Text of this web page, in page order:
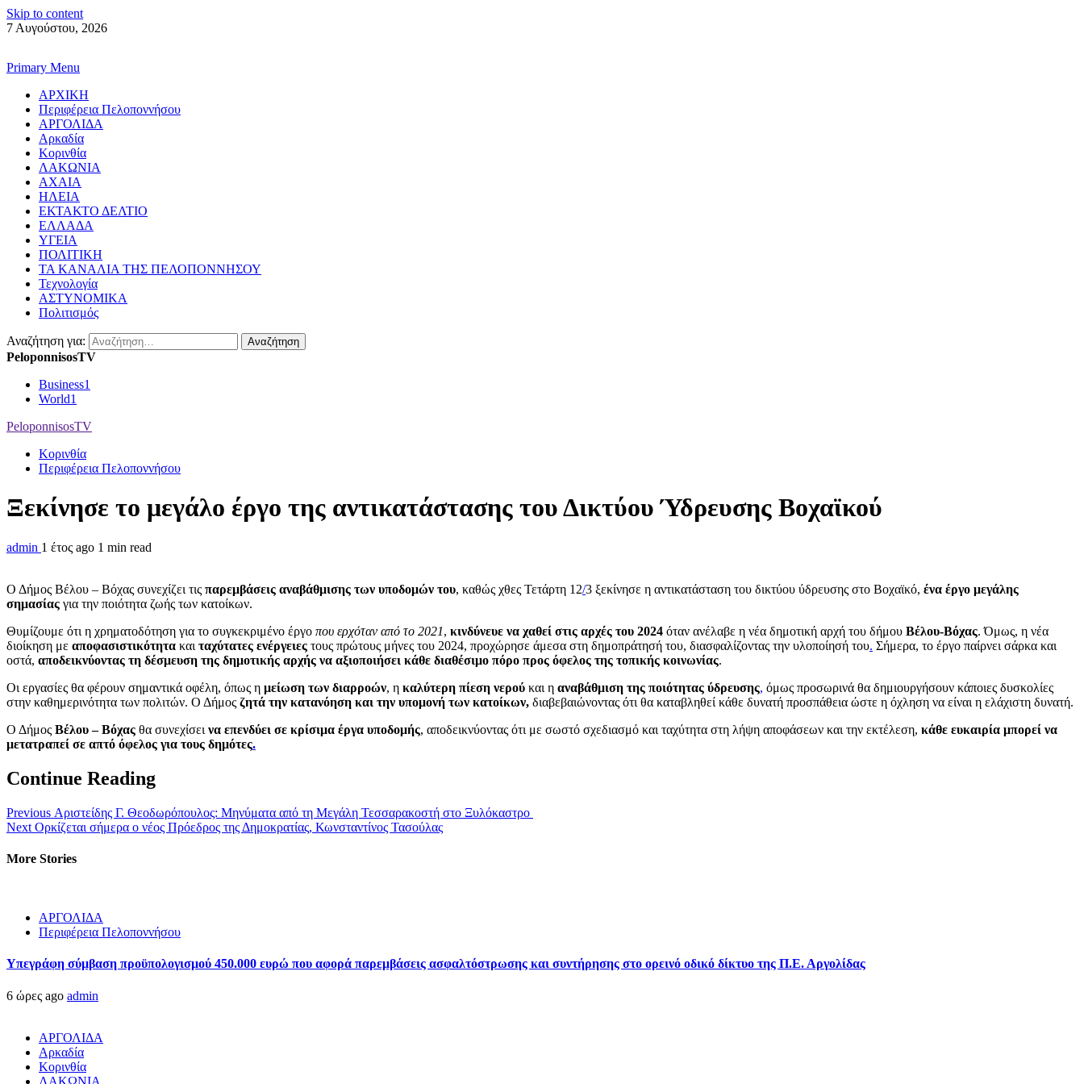
Skip to content
7 Αυγούστου, 2026
Primary Menu
ΑΡΧΙΚΗ
Περιφέρεια Πελοποννήσου
ΑΡΓΟΛΙΔΑ
Αρκαδία
Κορινθία
ΛΑΚΩΝΙΑ
ΑΧΑΙΑ
ΗΛΕΙΑ
ΕΚΤΑΚΤΟ ΔΕΛΤΙΟ
ΕΛΛΑΔΑ
ΥΓΕΙΑ
ΠΟΛΙΤΙΚΗ
ΤΑ ΚΑΝΑΛΙΑ ΤΗΣ ΠΕΛΟΠΟΝΝΗΣΟΥ
Τεχνολογία
ΑΣΤΥΝΟΜΙΚΑ
Πολιτισμός
Αναζήτηση για:
PeloponnisosTV
Business1
World1
PeloponnisosTV
Κορινθία
Περιφέρεια Πελοποννήσου
Ξεκίνησε το μεγάλο έργο της αντικατάστασης του Δικτύου Ύδρευσης Βοχαϊκού
admin 1 έτος ago 1 min read
Ο Δήμος Βέλου – Βόχας συνεχίζει τις παρεμβάσεις αναβάθμισης των υποδομών του, καθώς χθες Τετάρτη 12/3 ξεκίνησε η αντικατάσταση του δικτύου ύδρευσης στο Βοχαϊκό, ένα έργο μεγάλης
σημασίας για την ποιότητα ζωής των κατοίκων.
Θυμίζουμε ότι η χρηματοδότηση για το συγκεκριμένο έργο που ερχόταν από το 2021, κινδύνευε να χαθεί στις αρχές του 2024 όταν ανέλαβε η νέα δημοτική αρχή του δήμου Βέλου-Βόχας. Όμως, η νέα
διοίκηση με αποφασιστικότητα και ταχύτατες ενέργειες τους πρώτους μήνες του 2024, προχώρησε άμεσα στη δημοπράτησή του, διασφαλίζοντας την υλοποίησή του. Σήμερα, το έργο παίρνει σάρκα και
οστά, αποδεικνύοντας τη δέσμευση της δημοτικής αρχής να αξιοποιήσει κάθε διαθέσιμο πόρο προς όφελος της τοπικής κοινωνίας.
Οι εργασίες θα φέρουν σημαντικά οφέλη, όπως η μείωση των διαρροών, η καλύτερη πίεση νερού και η αναβάθμιση της ποιότητας ύδρευσης, όμως προσωρινά θα δημιουργήσουν κάποιες δυσκολίες
στην καθημερινότητα των πολιτών. Ο Δήμος ζητά την κατανόηση και την υπομονή των κατοίκων, διαβεβαιώνοντας ότι θα καταβληθεί κάθε δυνατή προσπάθεια ώστε η όχληση να είναι η ελάχιστη δυνατή.
Ο Δήμος Βέλου – Βόχας θα συνεχίσει να επενδύει σε κρίσιμα έργα υποδομής, αποδεικνύοντας ότι με σωστό σχεδιασμό και ταχύτητα στη λήψη αποφάσεων και την εκτέλεση, κάθε ευκαιρία μπορεί να
μετατραπεί σε απτό όφελος για τους δημότες.
Continue Reading
Previous Αριστείδης Γ. Θεοδωρόπουλος: Μηνύματα από τη Μεγάλη Τεσσαρακοστή στο Ξυλόκαστρο
Next Ορκίζεται σήμερα ο νέος Πρόεδρος της Δημοκρατίας, Κωνσταντίνος Τασούλας
More Stories
ΑΡΓΟΛΙΔΑ
Περιφέρεια Πελοποννήσου
Υπεγράφη σύμβαση προϋπολογισμού 450.000 ευρώ που αφορά παρεμβάσεις ασφαλτόστρωσης και συντήρησης στο ορεινό οδικό δίκτυο της Π.Ε. Αργολίδας
6 ώρες ago admin
ΑΡΓΟΛΙΔΑ
Αρκαδία
Κορινθία
ΛΑΚΩΝΙΑ